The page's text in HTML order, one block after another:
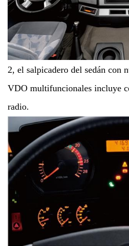
2, el salpicadero del sedán con
VDO multifuncionales incluye
radio.